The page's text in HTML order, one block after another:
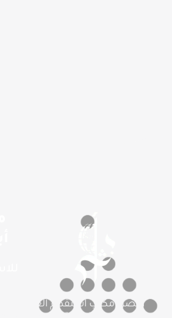
أفضل مكتب استقدام العمالة